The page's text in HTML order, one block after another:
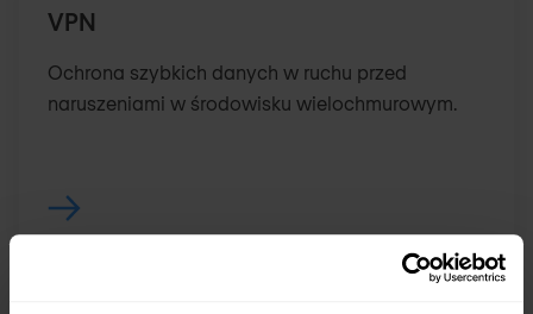
VPN
Ochrona szybkich danych w ruchu przed
naruszeniami w środowisku wielochmurowym.